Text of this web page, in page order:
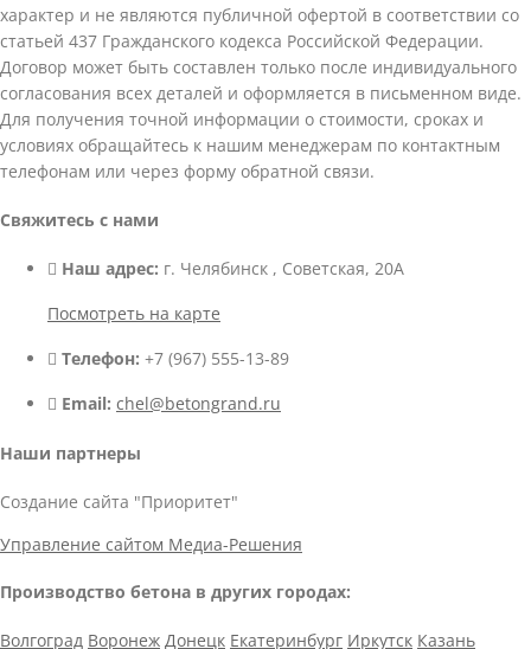
характер и не являются публичной офертой в соответствии со
статьей 437 Гражданского кодекса Российской Федерации.
Договор может быть составлен только после индивидуального
согласования всех деталей и оформляется в письменном виде.
Для получения точной информации о стоимости, сроках и
условиях обращайтесь к нашим менеджерам по контактным
телефонам или через форму обратной связи.
Свяжитесь с нами
Наш адрес: г. Челябинск , Советская, 20А
Посмотреть на карте
Телефон: +7 (967) 555-13-89
Email: chel@betongrand.ru
Наши партнеры
Создание сайта "Приоритет"
Управление сайтом Медиа-Решения
Производство бетона в других городах:
Волгоград Воронеж Донецк Екатеринбург Иркутск Казань